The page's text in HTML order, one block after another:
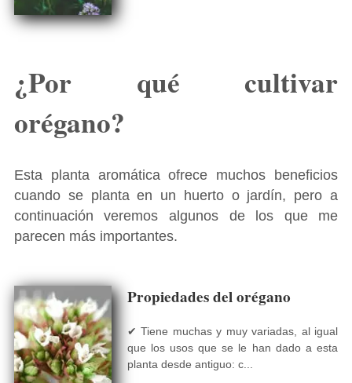
¿Por qué cultivar
orégano?
Esta planta aromática ofrece muchos beneficios
cuando se planta en un huerto o jardín, pero a
continuación veremos algunos de los que me
parecen más importantes.
Propiedades del orégano
✔ Tiene muchas y muy variadas, al igual
que los usos que se le han dado a esta
planta desde antiguo: c...